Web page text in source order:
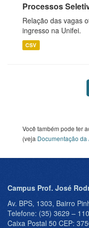
Processos
Relação das vagas
ingresso na Unifei.
CSV
Você também pode ter
(veja Documentação da
Campus Prof. José
Av. BPS, 1303, Bairro
Telefone: (35) 3629 –
Caixa Postal 50 CEP: